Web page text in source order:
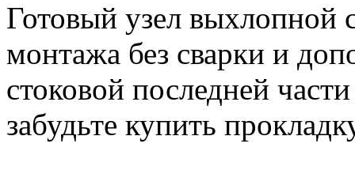
Готовый узел выхлопной
монтажа без сварки и
стоковой последней
забудьте купить